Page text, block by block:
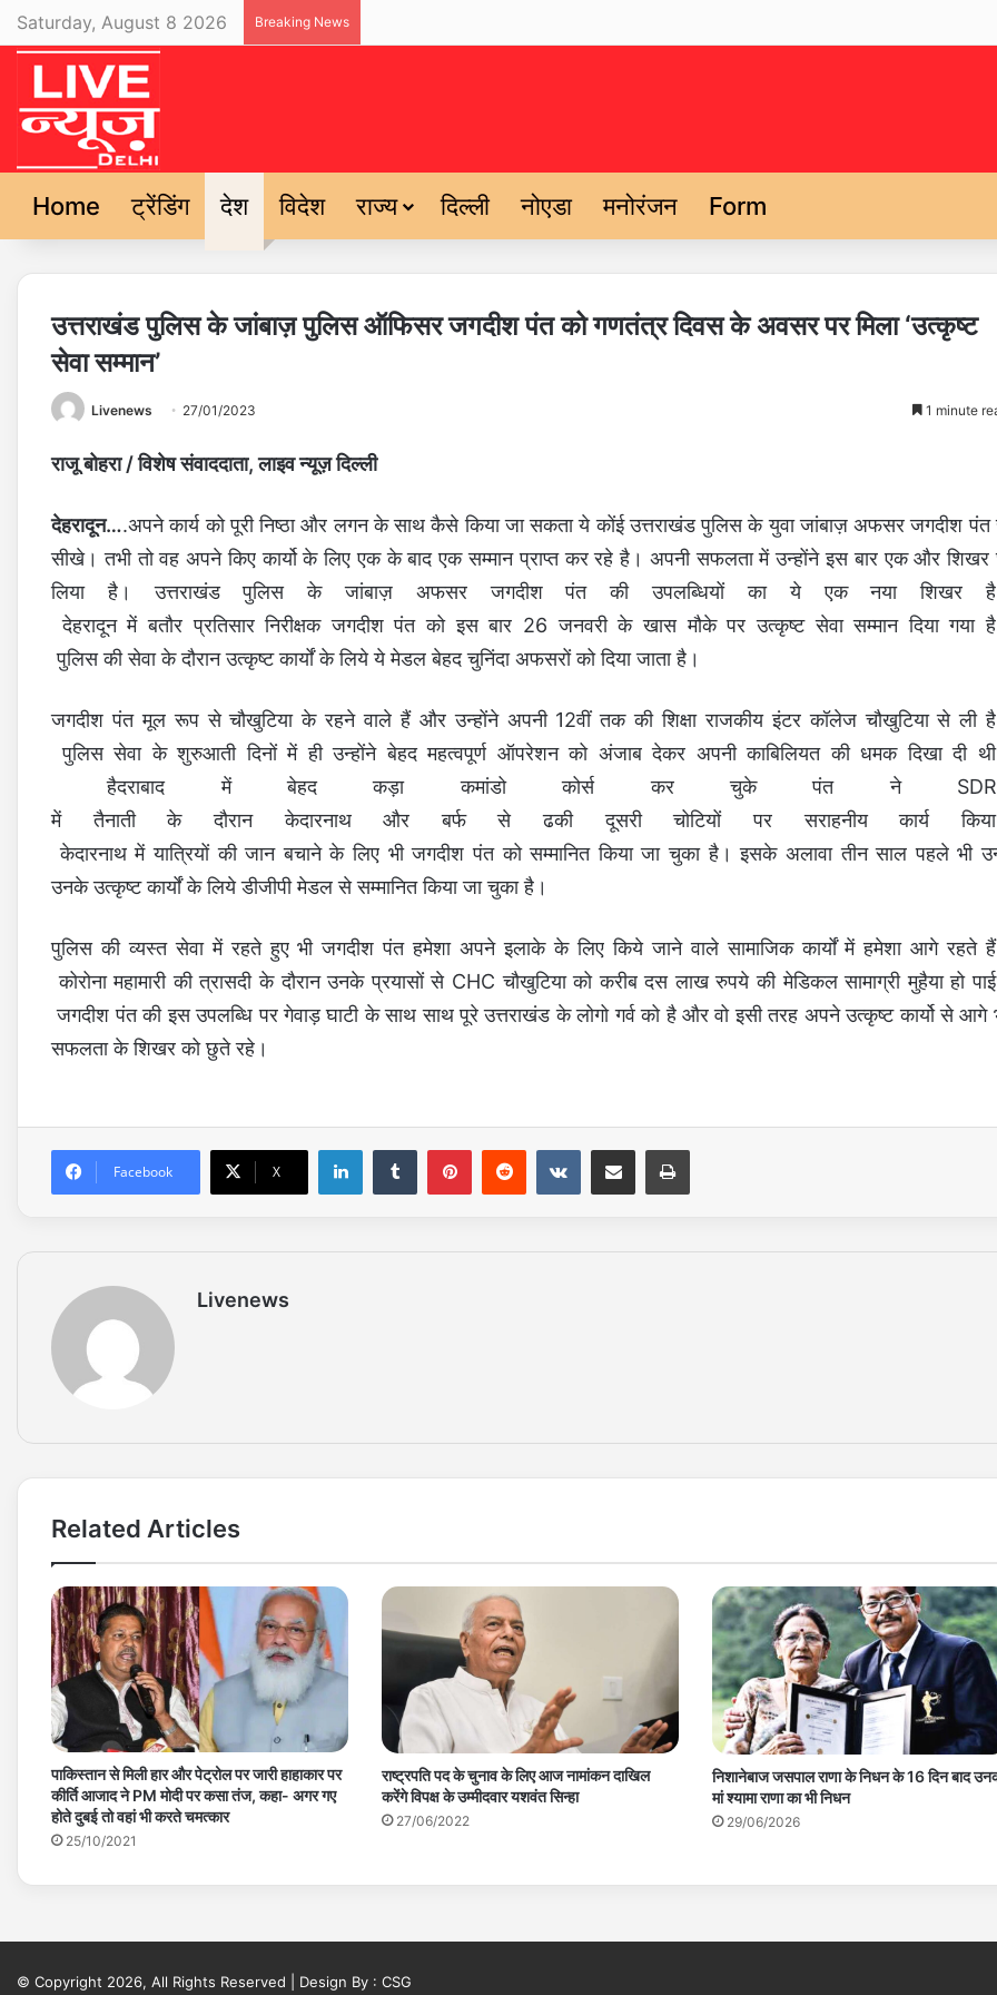
Saturday, August 8 2026 Breaking News
Home ट्रेंडिंग देश विदेश राज्य दिल्ली नोएडा मनोरंजन Form
उत्तराखंड पुलिस के जांबाज़ पुलिस ऑफिसर जगदीश पंत को गणतंत्र दिवस के अवसर पर मिला ‘उत्कृष्ट
सेवा सम्मान’
Livenews 27/01/2023 1 minute
राजू बोहरा / विशेष संवाददाता, लाइव न्यूज़ दिल्ली
देहरादून….अपने कार्य को पूरी निष्ठा और लगन के साथ कैसे किया जा सकता ये कोंई उत्तराखंड पुलिस के युवाजांबाज़ अफसर जगदीश पंत
सीखे। तभी तो वह अपने किए कार्यो के लिए एक के बाद एक सम्मान प्राप्त कर रहे है। अपनीसफलता में उन्होंने इस बार एक और शिखर
लिया है।उत्तराखंड पुलिस के जांबाज़ अफसर जगदीश पंत की उपलब्धियों का ये एक नया शिखर
देहरादून में बतौर प्रतिसार निरीक्षक जगदीश पंत को इस बार 26 जनवरी के खासमौके पर उत्कृष्ट सेवा सम्मान दिया गया
पुलिस की सेवा के दौरान उत्कृष्ट कार्यों के लिये ये मेडल बेहद चुनिंदा अफसरों को दिया जाता है।
जगदीश पंत मूल रूप से चौखुटिया के रहने वाले हैं और उन्होंने अपनी 12वीं तक की शिक्षा राजकीय इंटर कॉलेज चौखुटिया से ली
पुलिस सेवा के शुरुआती दिनों में ही उन्होंने बेहद महत्वपूर्ण ऑपरेशन को अंजाब देकर अपनी काबिलियत की धमक दिखा दी
हैदराबाद
में बेहद कड़ा कमांडो कोर्स कर चुके पंत ने
में
तैनाती के दौरान केदारनाथ और बर्फ से ढकी दूसरी चोटियों पर सराहनीय कार्य
केदारनाथ में यात्रियों की जान बचाने के लिए भी जगदीश पंत को सम्मानित किया जा चुका है। इसके अलावा तीन साल पहले भी
उनके उत्कृष्ट कार्यों के लिये डीजीपी मेडल से सम्मानित किया जा चुका है।
पुलिस की व्यस्त सेवा में रहते हुए भी जगदीश पंत हमेशा अपने इलाके के लिए किये जाने वाले सामाजिक कार्यों में हमेशा आगे रहते
कोरोना महामारीकी त्रासदी के दौरान उनके प्रयासों सेCHCचौखुटिया को करीब दस लाख रुपये की मेडिकल सामाग्री मुहैया हो
जगदीश पंत की इस उपलब्धि पर गेवाड़ घाटी के साथ साथ पूरे उत्तराखंड केलोगोगर्व कोहै और वो इसी तरह अपनेउत्कृष्टकार्यो से आगे
सफलता के शिखर को छुते रहे ।
Facebook X
Livenews
Related Articles
पाकिस्तान से मिली हार और पेट्रोल पर जारी हाहाकार पर
कीर्ति आजाद ने PM मोदी पर कसा तंज, कहा- अगर गए
होते दुबई तो वहां भी करते चमत्कार
25/10/2021
राष्ट्रपति पद के चुनाव के लिए आज नामांकन दाखिल
करेंगे विपक्ष के उम्मीदवार यशवंत सिन्हा
27/06/2022
निशानेबाज जसपाल राणा के निधन के 16 दिन बाद
मां श्यामा राणा का भी निधन
29/06/2026
© Copyright 2026, All Rights Reserved | Design By : CSG